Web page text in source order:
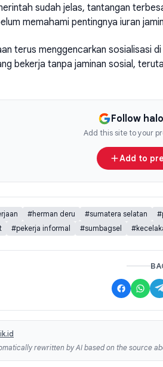
sudah jelas, tantangan
memahami pentingnya iuran
terus menggencarkan sosialisasi
bekerja tanpa jaminan sosial,
Follow
Add this site to your
Add to
#herman deru #sumatera selatan
#pekerja informal #sumbagsel
rewritten by AI based on the source